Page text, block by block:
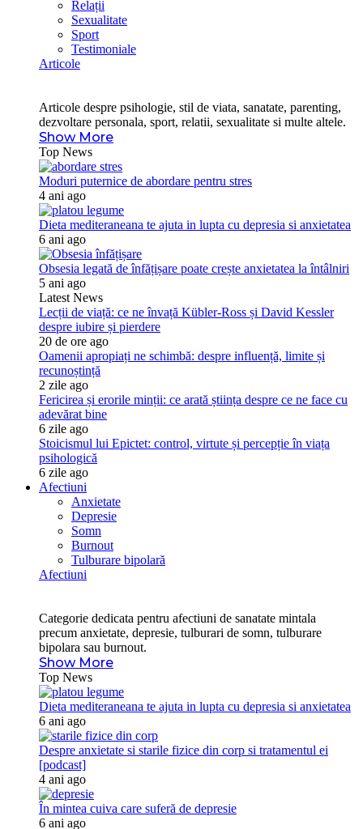
Relații
Sexualitate
Sport
Testimoniale
Articole
Articole despre psihologie, stil de viata, sanatate, parenting,
dezvoltare personala, sport, relatii, sexualitate si multe altele.
Show More
Top News
Moduri puternice de abordare pentru stres
4 ani ago
Dieta mediteraneana te ajuta in lupta cu depresia si anxietatea
6 ani ago
Obsesia legată de înfățișare poate crește anxietatea la întâlniri
5 ani ago
Latest News
Lecții de viață: ce ne învață Kübler-Ross și David Kessler
despre iubire și pierdere
20 de ore ago
Oamenii apropiați ne schimbă: despre influență, limite și
recunoștință
2 zile ago
Fericirea și erorile minții: ce arată știința despre ce ne face cu
adevărat bine
6 zile ago
Stoicismul lui Epictet: control, virtute și percepție în viața
psihologică
6 zile ago
Afectiuni
Anxietate
Depresie
Somn
Burnout
Tulburare bipolară
Afectiuni
Categorie dedicata pentru afectiuni de sanatate mintala
precum anxietate, depresie, tulburari de somn, tulburare
bipolara sau burnout.
Show More
Top News
Dieta mediteraneana te ajuta in lupta cu depresia si anxietatea
6 ani ago
Despre anxietate si starile fizice din corp si tratamentul ei
[podcast]
4 ani ago
În mintea cuiva care suferă de depresie
6 ani ago